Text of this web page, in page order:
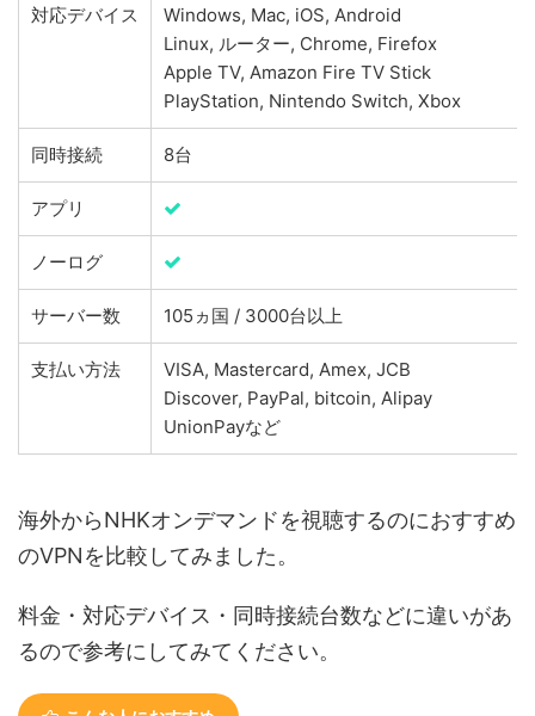
対応デバイス
Windows, Mac, iOS, Android
Linux, ルーター, Chrome, Firefox
Apple TV, Amazon Fire TV Stick
PlayStation, Nintendo Switch, Xbox
同時接続 8台
アプリ
ノーログ
サーバー数 105ヵ国 / 3000台以上
支払い方法
VISA, Mastercard, Amex, JCB
Discover, PayPal, bitcoin, Alipay
UnionPayなど
海外からNHKオンデマンドを視聴するのにおすすめ
のVPNを比較してみました。
料金・対応デバイス・同時接続台数などに違いがあ
るので参考にしてみてください。